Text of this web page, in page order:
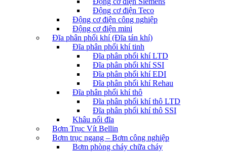
Động cơ điện Teco
Động cơ điện công nghiệp
Động cơ điện mini
Đĩa phân phối khí (Đĩa tán khí)
Đĩa phân phối khí tinh
Đĩa phân phối khí LTD
Đĩa phân phối khí SSI
Đĩa phân phối khí EDI
Đĩa phân phối khí Rehau
Đĩa phân phối khí thô
Đĩa phân phối khí thô LTD
Đĩa phân phối khí thô SSI
Khâu nối đĩa
Bơm Trục Vít Bellin
Bơm trục ngang – Bơm công nghiệp
Bơm phòng cháy chữa cháy